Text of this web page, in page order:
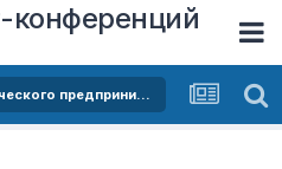
конференций
Императивы научно-технологического предпринимательства как вектор территориального переустройства